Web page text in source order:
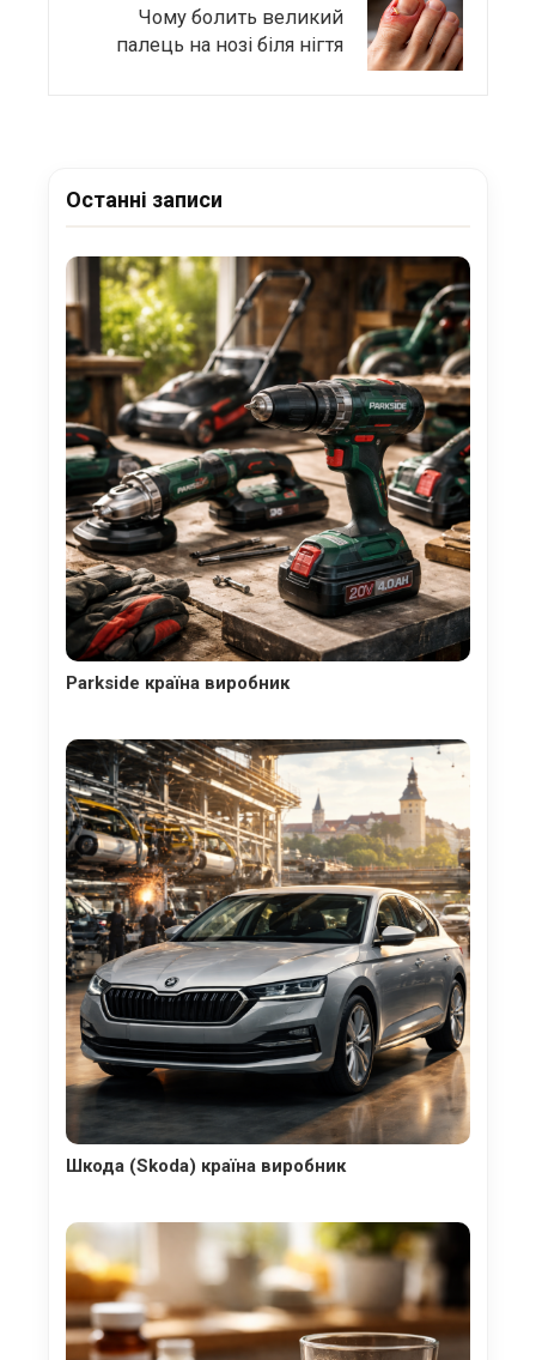
Чому болить великий
палець на нозі біля нігтя
Останні записи
Parkside країна виробник
Шкода (Skoda) країна виробник